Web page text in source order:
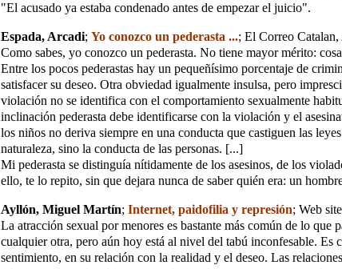
"El acusado ya estaba condenado antes de empezar el juicio".
Espada, Arcadi; Yo conozco un pederasta ...; El Correo Catalan,
Como sabes, yo conozco un pederasta. No tiene mayor mérito:
Entre los pocos pederastas hay un pequeñísimo porcentaje de
satisfacer su deseo. Otra obviedad igualmente insulsa, pero
violación no se identifica con el comportamiento sexualmente
inclinación pederasta debe identificarse con la violación y el
los niños no deriva siempre en una conducta que castiguen las
naturaleza, sino la conducta de las personas. [...]
Mi pederasta se distinguía nítidamente de los asesinos, de los
ello, te lo repito, sin que dejara nunca de saber quién era: un
Ayllón, Miguel Martín; Internet, paidofilia y represión; Web
La atracción sexual por menores es bastante más común de lo que
cualquier otra, pero aún hoy está al nivel del tabú inconfesable. Es
sentimiento, en su relación con la realidad y el deseo. Las